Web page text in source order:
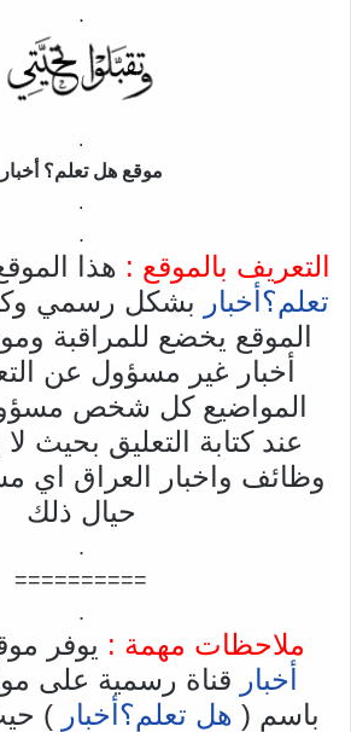
.
.
موقع هل تعلم؟ أخبار
.
.
التعريف بالموقع : هذا
تعلم؟أخبار بشكل رسمي
الموقع يخضع للمراقبة
أخبار غير مسؤول عن
المواضيع كل شخص
عند كتابة التعليق بحيث
وظائف واخبار العراق اي
حيال ذلك
.
==========
.
ملاحظات مهمة : يوفر
أخبار قناة رسمية على
باسم ( هل تعلم؟أخبار )